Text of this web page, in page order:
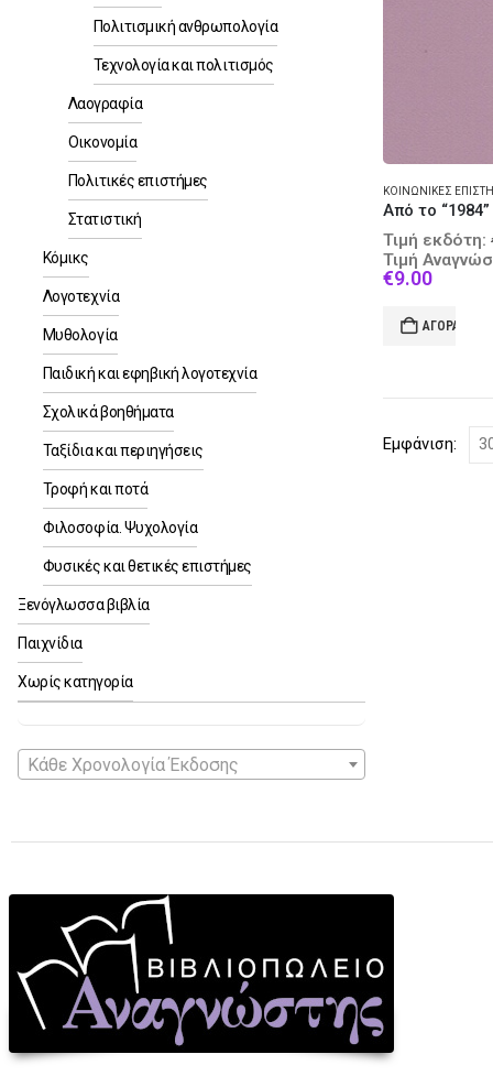
Τιμή εκδότη:
Τιμή
€9.00Current
is:
€9.00.
ΑΓΟΡΆ
Εμφάνιση:
Πολιτισμική ανθρωπολογία
Τεχνολογία και πολιτισμός
Λαογραφία
Οικονομία
Πολιτικές επιστήμες
Στατιστική
Κόμικς
Λογοτεχνία
Μυθολογία
Παιδική και εφηβική λογοτεχνία
Σχολικά βοηθήματα
Ταξίδια και περιηγήσεις
Τροφή και ποτά
Φιλοσοφία. Ψυχολογία
Φυσικές και θετικές επιστήμες
Ξενόγλωσσα βιβλία
Παιχνίδια
Χωρίς κατηγορία
Κάθε Χρονολογία Έκδοσης